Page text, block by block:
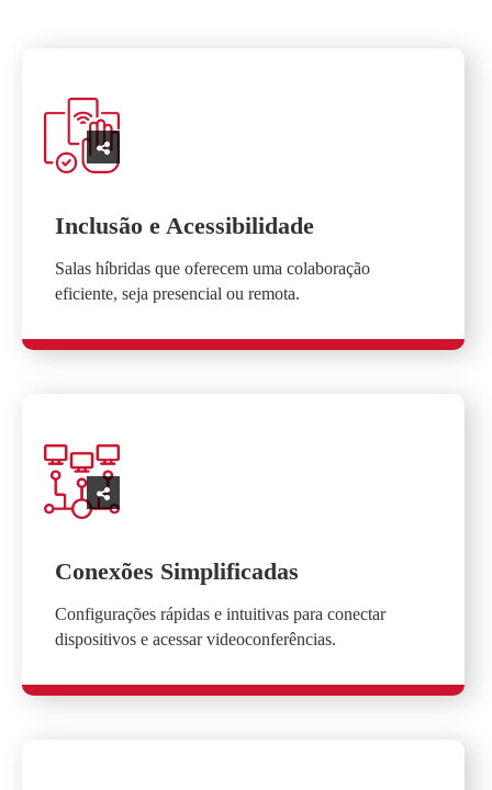
Inclusão e Acessibilidade
Salas híbridas que oferecem uma colaboração
eficiente, seja presencial ou remota.
Conexões Simplificadas
Configurações rápidas e intuitivas para conectar
dispositivos e acessar videoconferências.